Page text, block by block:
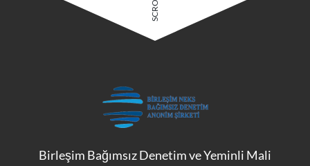
SCROLL
Birleşim Bağımsız Denetim ve Yeminli Mali